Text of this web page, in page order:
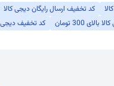
کد تخفیف ارسال رایگان دیجی کالا
300 تومان
کد تخفیف دیجی